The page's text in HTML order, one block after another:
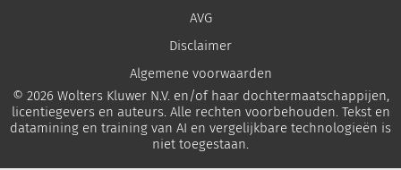
AVG
Disclaimer
Algemene voorwaarden
© 2026 Wolters Kluwer N.V. en/of haar dochtermaatschappijen,
licentiegevers en auteurs. Alle rechten voorbehouden. Tekst en
datamining en training van AI en vergelijkbare technologieën is
niet toegestaan.